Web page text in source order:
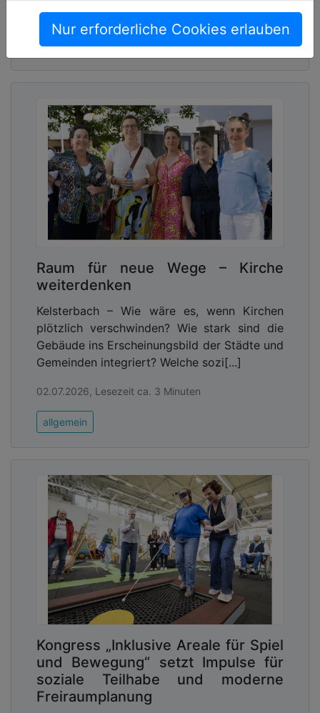
Nur erforderliche Cookies erlauben
03.07.2026, Lesezeit ca. 2 Minuten
allgemein
Raum für neue Wege – Kirche
weiterdenken
Kelsterbach – Wie wäre es, wenn Kirchen
plötzlich verschwinden? Wie stark sind die
Gebäude ins Erscheinungsbild der Städte und
Gemeinden integriert? Welche sozi[...]
02.07.2026, Lesezeit ca. 3 Minuten
allgemein
Kongress „Inklusive Areale für Spiel
und Bewegung“ setzt Impulse für
soziale Teilhabe und moderne
Freiraumplanung